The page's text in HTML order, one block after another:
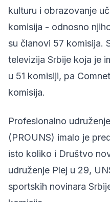
kulturu i obrazovanje
komisija - odnosno
su članovi 57 komisija.
televizija Srbije koja je
u 51 komisiji, pa
komisija.
Profesionalno
(PROUNS) imalo je
isto koliko i Društvo
udruženje Plej u 29,
sportskih novinara